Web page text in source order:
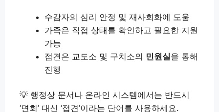
수감자의 심리 안정 및 재사회화에 도움
가족은 직접 상태를 확인하고 필요한 지원
가능
접견은 교도소 및 구치소의 민원실을 통해
진행
💡 행정상 문서나 온라인 시스템에서는 반드시
‘면회’ 대신 ‘접견’이라는 단어를 사용하세요.